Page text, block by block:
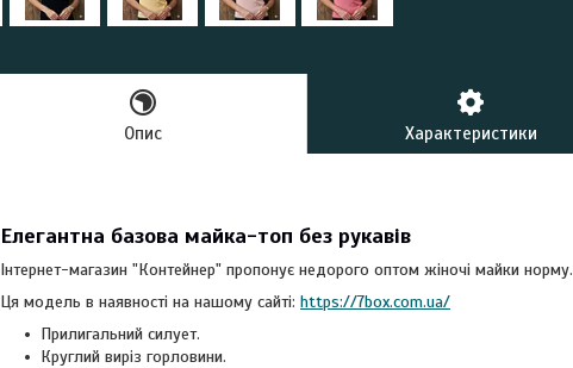
Опис Характеристики
Елегантна базова майка-топ без рукавів
Інтернет-магазин "Контейнер" пропонує недорого оптом жіночі майки норму.
Ця модель в наявності на нашому сайті: https://7box.com.ua/
Прилигальний силует.
Круглий виріз горловини.